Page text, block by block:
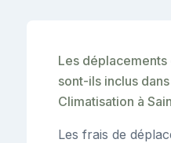
Les
sont-ils inclus
Climatisation à
Les frais de